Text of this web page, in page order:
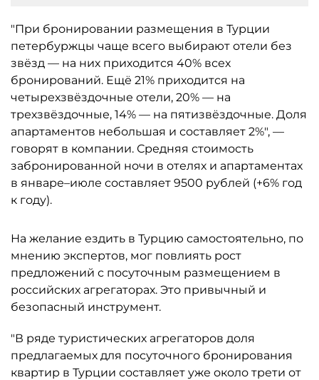
"При бронировании размещения в Турции
петербуржцы чаще всего выбирают отели без
звёзд — на них приходится 40% всех
бронирований. Ещё 21% приходится на
четырехзвёздочные отели, 20% — на
трехзвёздочные, 14% — на пятизвёздочные. Доля
апартаментов небольшая и составляет 2%", —
говорят в компании. Средняя стоимость
забронированной ночи в отелях и апартаментах
в январе–июле составляет 9500 рублей (+6% год
к году).
На желание ездить в Турцию самостоятельно, по
мнению экспертов, мог повлиять рост
предложений с посуточным размещением в
российских агрегаторах. Это привычный и
безопасный инструмент.
"В ряде туристических агрегаторов доля
предлагаемых для посуточного бронирования
квартир в Турции составляет уже около трети от